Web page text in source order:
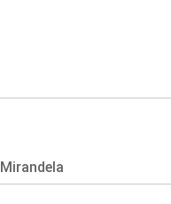
Mirandela